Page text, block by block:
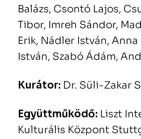
Balázs, Csontó Lajos,
Tibor, Imreh Sándor,
Erik, Nádler István, Anna
István, Szabó Ádám,
Kurátor: Dr. Süli-Zakar
Együttműködő: Liszt
Kulturális Központ